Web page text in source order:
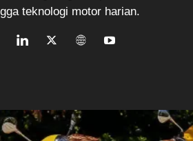
teknologi motor harian.